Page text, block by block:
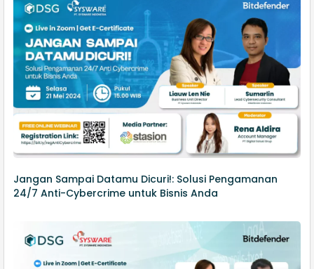
Jangan Sampai Datamu Dicuri!: Solusi Pengamanan
24/7 Anti-Cybercrime untuk Bisnis Anda